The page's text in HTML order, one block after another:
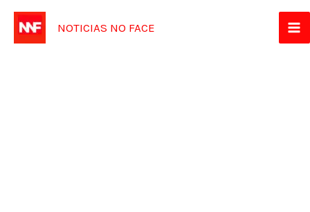
para
NOTICIAS NO FACE